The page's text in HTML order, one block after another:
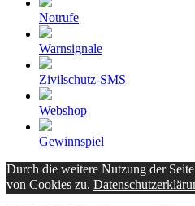
Notrufe
Warnsignale
Zivilschutz-SMS
Webshop
Gewinnspiel
Durch die weitere Nutzung der
von Cookies zu.